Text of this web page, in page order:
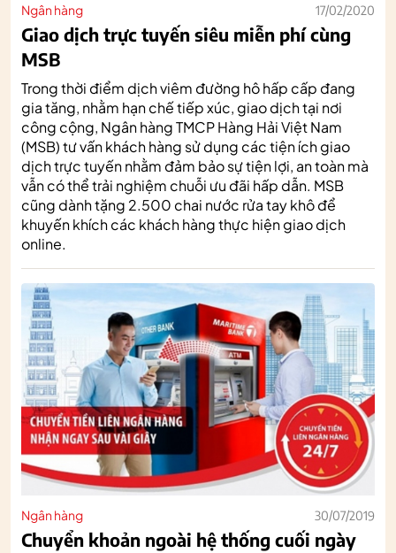
Ngân hàng 17/02/2020
Giao dịch trực tuyến siêu miễn phí cùng
MSB
Trong thời điểm dịch viêm đường hô hấp cấp đang
gia tăng, nhằm hạn chế tiếp xúc, giao dịch tại nơi
công cộng, Ngân hàng TMCP Hàng Hải Việt Nam
(MSB) tư vấn khách hàng sử dụng các tiện ích giao
dịch trực tuyến nhằm đảm bảo sự tiện lợi, an toàn mà
vẫn có thể trải nghiệm chuỗi ưu đãi hấp dẫn. MSB
cũng dành tặng 2.500 chai nước rửa tay khô để
khuyến khích các khách hàng thực hiện giao dịch
online.
Ngân hàng 30/07/2019
Chuyển khoản ngoài hệ thống cuối ngày